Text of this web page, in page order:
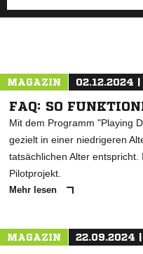
MAGAZIN 02.12.2024
FAQ: SO
Mit dem Programm "Playing
gezielt in einer niedrigeren
tatsächlichen Alter
Pilotprojekt.
Mehr lesen
MAGAZIN 22.09.2024